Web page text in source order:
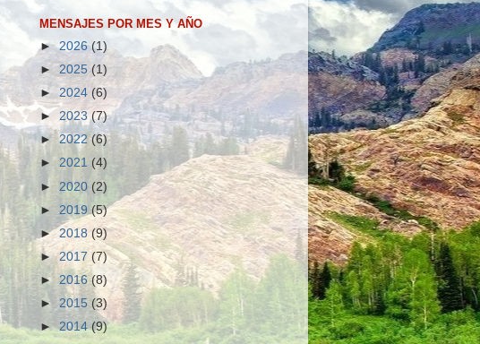
MENSAJES POR MES Y AÑO
►2026(1)
►2025(1)
►2024 (6)
► 2023(7)
►2022(6)
► 2021 (4)
► 2020 (2)
► 2019 (5)
► 2018(9)
►2017 (7)
►2016(8)
►2015 (3)
►2014(9)